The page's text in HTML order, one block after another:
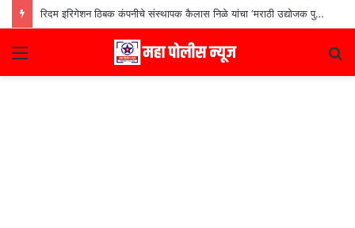
रिदम इरिगेशन ठिबक कंपनीचे संस्थापक कैलास निळे यांचा ‘मराठी उद्योजक पुरस्कार
Menu